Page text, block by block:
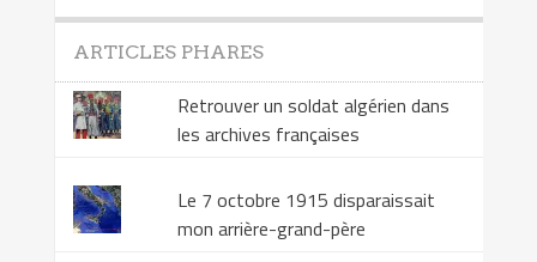
ARTICLES PHARES
Retrouver un soldat algérien dans
les archives françaises
Le 7 octobre 1915 disparaissait
mon arrière-grand-père